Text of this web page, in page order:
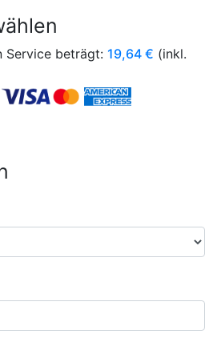
Service beträgt: 19,64 € (inkl.